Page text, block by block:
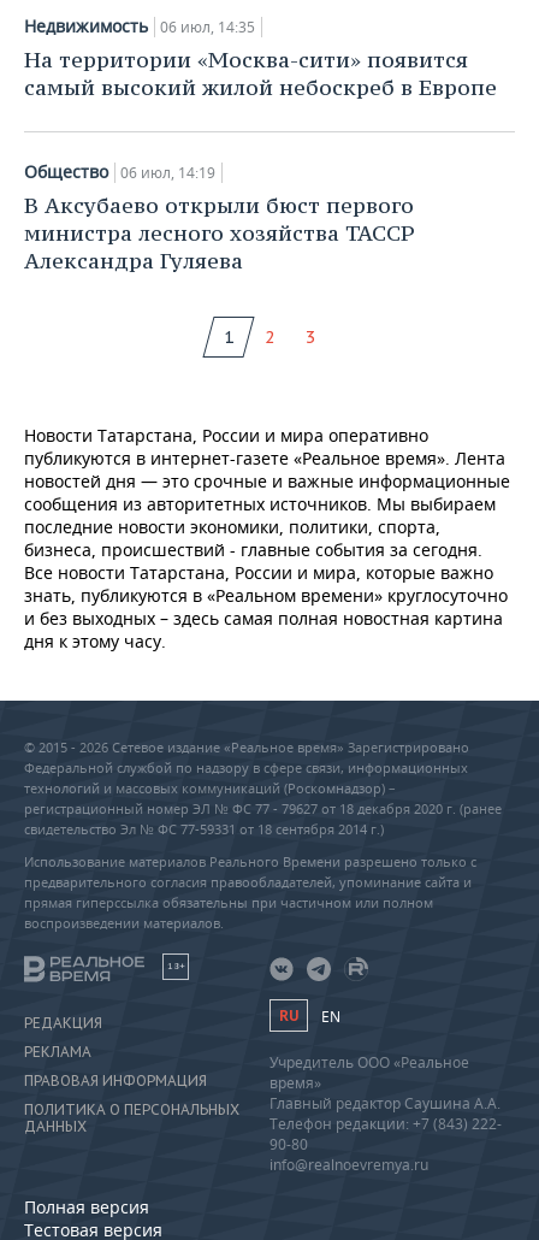
Недвижимость 06 июл, 14:35
На территории «Москва-сити» появится
самый высокий жилой небоскреб в Европе
Общество 06 июл, 14:19
В Аксубаево открыли бюст первого
министра лесного хозяйства ТАССР
Александра Гуляева
1 2 3
Новости Татарстана, России и мира оперативно
публикуются в интернет-газете «Реальное время». Лента
новостей дня — это срочные и важные информационные
сообщения из авторитетных источников. Мы выбираем
последние новости экономики, политики, спорта,
бизнеса, происшествий - главные события за сегодня.
Все новости Татарстана, России и мира, которые важно
знать, публикуются в «Реальном времени» круглосуточно
и без выходных – здесь самая полная новостная картина
дня к этому часу.
© 2015 - 2026 Сетевое издание «Реальное время» Зарегистрировано
Федеральной службой по надзору в сфере связи, информационных
технологий и массовых коммуникаций (Роскомнадзор) –
регистрационный номер ЭЛ № ФС 77 - 79627 от 18 декабря 2020 г. (ранее
свидетельство Эл № ФС 77-59331 от 18 сентября 2014 г.)
Использование материалов Реального Времени разрешено только с
предварительного согласия правообладателей, упоминание сайта и
прямая гиперссылка обязательны при частичном или полном
воспроизведении материалов.
18+
РЕДАКЦИЯ
РЕКЛАМА
ПРАВОВАЯ ИНФОРМАЦИЯ
ПОЛИТИКА О ПЕРСОНАЛЬНЫХ
ДАННЫХ
Полная версия
Тестовая версия
RU EN
Учредитель ООО «Реальное
время»
Главный редактор Саушина А.А.
Телефон редакции: +7 (843) 222-
90-80
info@realnoevremya.ru